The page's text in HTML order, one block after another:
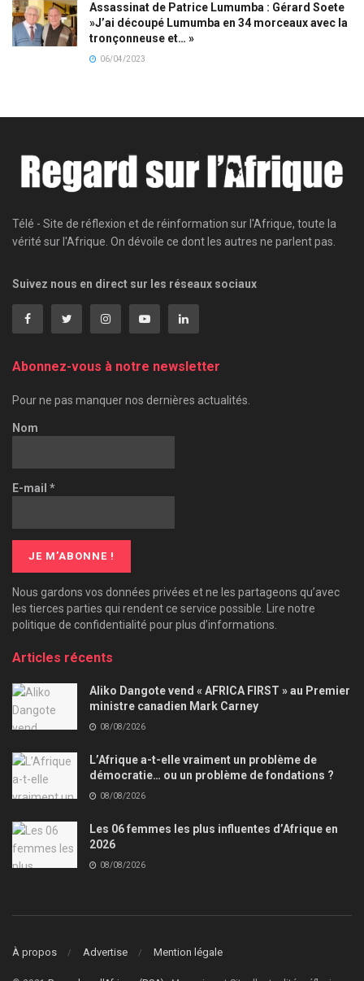
Assassinat de Patrice Lumumba : Gérard Soete
»J’ai découpé Lumumba en 34 morceaux avec la
tronçonneuse et… »
06/04/2023
Télé - Site de réflexion et de réinformation sur l'Afrique, toute la
vérité sur l'Afrique. On dévoile ce dont les autres ne parlent pas.
Suivez nous en direct sur les réseaux sociaux
Abonnez-vous à notre newsletter
Pour ne pas manquer nos dernières actualités.
Nom
E-mail *
Nous gardons vos données privées et ne les partageons qu’avec
les tierces parties qui rendent ce service possible. Lire notre
politique de confidentialité pour plus d’informations.
Articles récents
Aliko Dangote vend « AFRICA FIRST » au Premier
ministre canadien Mark Carney
08/08/2026
L’Afrique a-t-elle vraiment un problème de
démocratie… ou un problème de fondations ?
08/08/2026
Les 06 femmes les plus influentes d’Afrique en
2026
08/08/2026
À propos Advertise Mention légale